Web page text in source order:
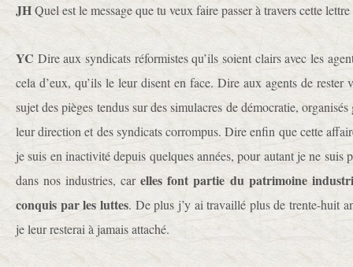
JHQuel est le message que tu veux faire passer à travers cette
YC Dire aux syndicats réformistes qu’ils soient clairs avec les
cela d’eux, qu’ils le leur disent en face. Dire aux agents de rester
sujet des pièges tendus sur des simulacres de démocratie,
leur direction et des syndicats corrompus. Dire enfin que cette
je suis en inactivité depuis quelques années, pour autant je ne suis
dans nos industries, carelles font partie du patrimoine
conquis par les luttes. De plus j’y ai travaillé plus de trente-huit
je leur resterai à jamais attaché.